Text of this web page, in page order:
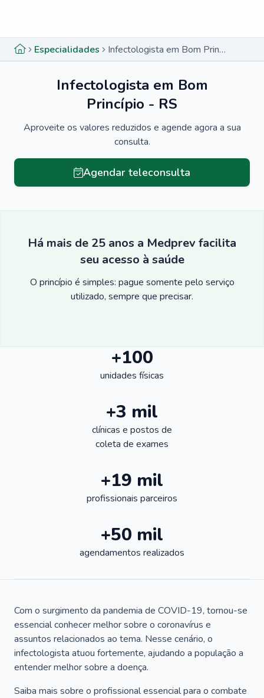
Especialidades Infectologista em Bom Princípio - RS
Infectologista em Bom
Princípio - RS
Aproveite os valores reduzidos e agende agora a sua
consulta.
Agendar teleconsulta
Há mais de 25 anos a Medprev facilita
seu acesso à saúde
O princípio é simples: pague somente pelo serviço
utilizado, sempre que precisar.
+100
unidades físicas
+3 mil
clínicas e postos de
coleta de exames
+19 mil
profissionais parceiros
+50 mil
agendamentos realizados
Com o surgimento da pandemia de COVID-19, tornou-se
essencial conhecer melhor sobre o coronavírus e
assuntos relacionados ao tema. Nesse cenário, o
infectologista atuou fortemente, ajudando a população a
entender melhor sobre a doença.
Saiba mais sobre o profissional essencial para o combate